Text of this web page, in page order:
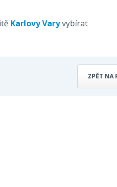
Karlovy Varyvybírat
ZPĚT NA